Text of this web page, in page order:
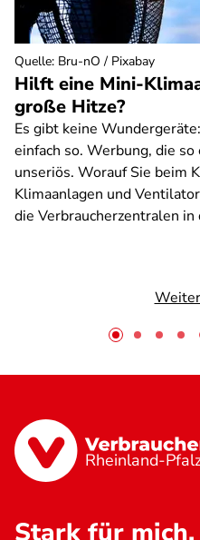
Hilft eine Mini-
große Hitze?
Es gibt keine
einfach so. Werbung, die
unseriös. Worauf Sie beim
Klimaanlagen und
die Verbraucherzentralen
Quelle: Bru-nO / Pixabay
Rheinland-